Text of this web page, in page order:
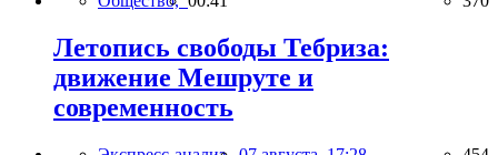
Летопись свободы Тебриза:
движение Мешруте и
современность